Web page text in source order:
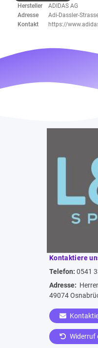
Hersteller
ADIDAS AG
Adresse
Adi-Dassler-
Kontakt
https://
Kontaktiere
Telefon: 0541
Adresse:
49074
Widerruf